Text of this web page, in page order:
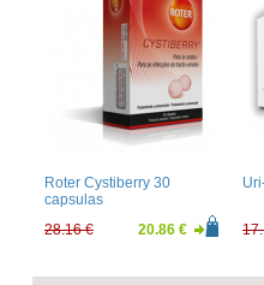
Roter Cystiberry 30
capsulas
28.16 €
20.86 €